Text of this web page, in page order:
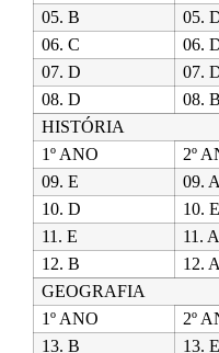
05. B
05.
06. C
06.
07. D
07.
08. D
08. B
HISTÓRIA
1º ANO
2º
09. E
09. A
10. D
10. E
11. E
11. A
12. B
12. A
GEOGRAFIA
1º ANO
2º
13. B
13. E